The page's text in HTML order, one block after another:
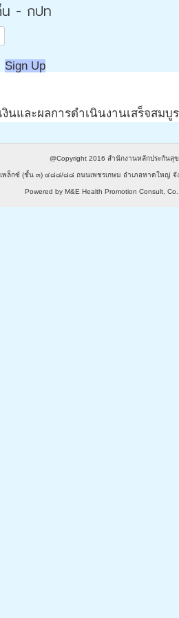
น - กปท
Sign Up
งินและผลการดำเนินงานเสร็จสมบู
@Copyright 2016 สำนักงานหลักประกันสุ
พล็กซ์ (ชั้น ๓) ๔๘๘/๘๘ ถนนเพชรเกษม อำเภอหาดให
Powered by M&E Health Promotion Consult,